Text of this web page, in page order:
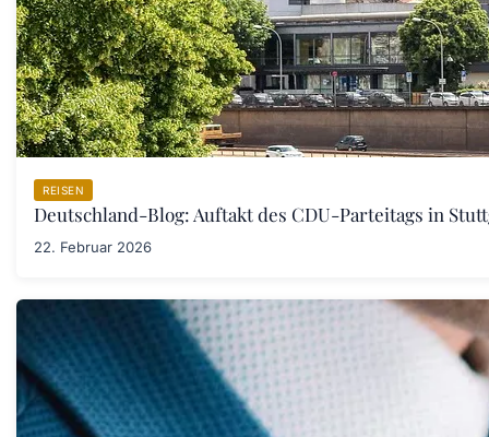
REISEN
Deutschland-Blog: Auftakt des CDU-Parteitags in
22. Februar 2026